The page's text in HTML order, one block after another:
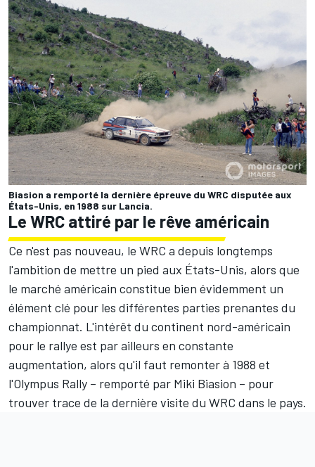
Biasion a remporté la dernière épreuve du WRC disputée aux
États-Unis, en 1988 sur Lancia.
Le WRC attiré par le rêve américain
Ce n'est pas nouveau, le WRC a depuis longtemps
l'ambition de mettre un pied aux États-Unis, alors que
le marché américain constitue bien évidemment un
élément clé pour les différentes parties prenantes du
championnat. L'intérêt du continent nord-américain
pour le rallye est par ailleurs en constante
augmentation, alors qu'il faut remonter à 1988 et
l'Olympus Rally – remporté par Miki Biasion – pour
trouver trace de la dernière visite du WRC dans le pays.